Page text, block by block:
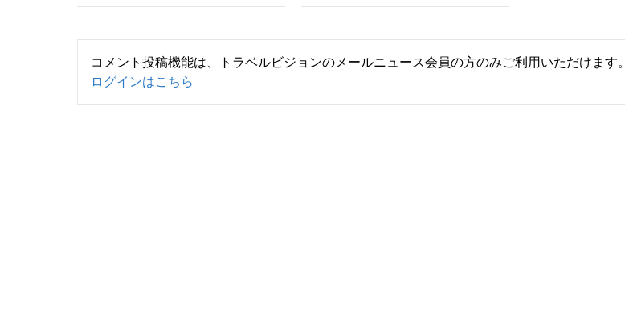
コメント投稿機能は、トラベルビジョンのメールニュース会員の方のみご利用いただけます。
ログインはこちら